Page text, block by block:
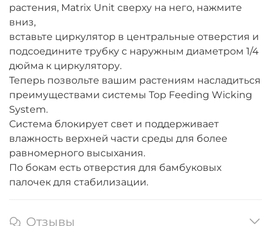
растения, Matrix Unit сверху на него, нажмите
вниз,
вставьте циркулятор в центральные отверстия и
подсоедините трубку с наружным диаметром 1/4
дюйма к циркулятору.
Теперь позвольте вашим растениям насладиться
преимуществами системы Top Feeding Wicking
System.
Система блокирует свет и поддерживает
влажность верхней части среды для более
равномерного высыхания.
По бокам есть отверстия для бамбуковых
палочек для стабилизации.
Отзывы